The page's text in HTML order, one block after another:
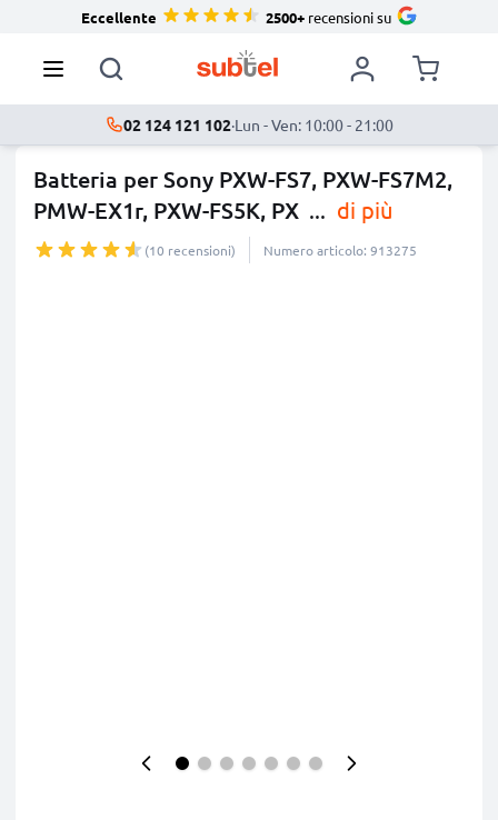
Eccellente 2500+recensioni su
02 124 121 102·Lun - Ven: 10:00 - 21:00
Batteria per Sony PXW-FS7, PXW-FS7M2,
PMW-EX1r, PXW-FS5K, PX ... di più
(10 recensioni) Numero articolo: 913275